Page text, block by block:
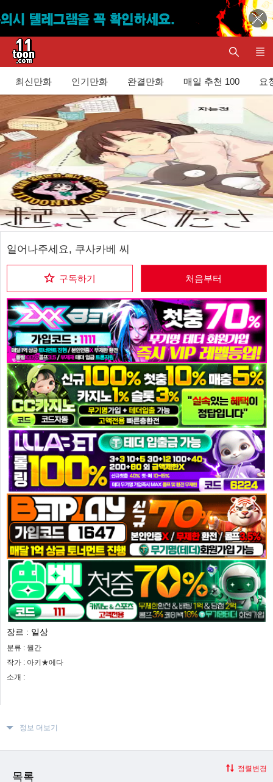
최신만화 인기만화 완결만화 매일 추천 100 요
일어나주세요, 쿠사카베 씨
구독하기 처음부터
장르 : 일상
분류 : 월간
작가 : 아키★에다
소개 :
정보 더보기
목록
정렬변경